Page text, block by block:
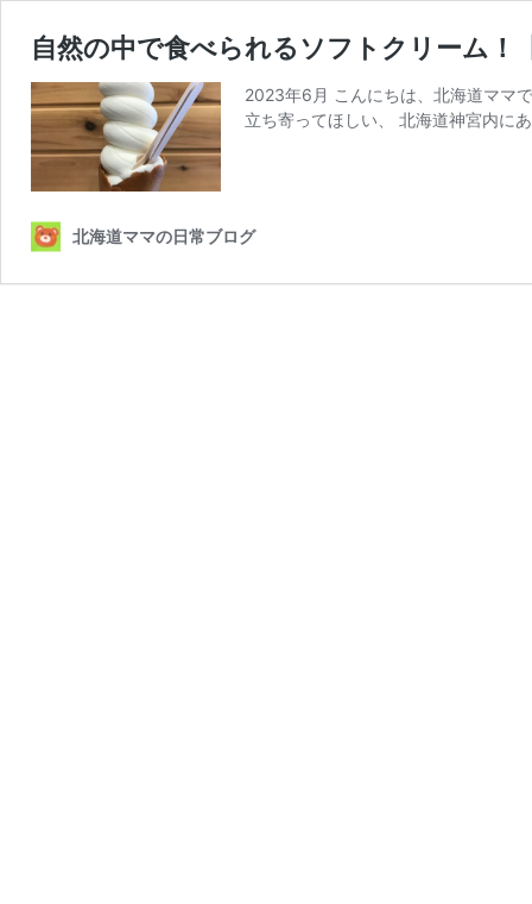
自然の中で食べられるソフトクリーム！
2023年6月 こんにちは、北海道ママ
立ち寄ってほしい、 北海道神宮内
北海道ママの日常ブログ